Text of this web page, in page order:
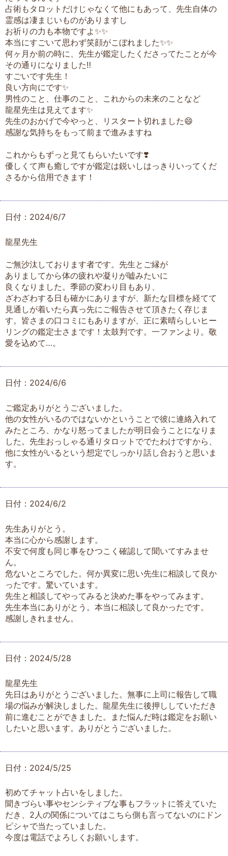
占術もタロットだけじゃなくて他にもあって、先生自体の
霊感は凄まじいものがありますし
お祈りの力も本物ですよ✨✨
本当にすごいて思わず笑顔がこぼれました✨✨
何ヶ月か前の時に、先生が鑑定したくださってたことが今
その通りになりました‼️
すごいです先生！
良い方向にです✨
男性のこと、仕事のこと、これからの未来のことなど
龍星先生は見えてます✨
先生のおかげで今やっと、リスタート切れました😄
感謝な気持ちをもって前まで進みますね
これからもずっと見てもらいたいです❣️
優しくて声も癒しですが鑑定は鋭いしはっきりいってくだ
さるから信用できます！
日付：2024/6/7
龍星先生
ご無沙汰しております者です。先生とご縁が
ありましてから体の疲れや凝りが嘘みたいに
良くなりました。季節の変わり目もあり、
ざわざわする日も確かにありますが、新たな目標を経てて
見通しが着いたら真っ先にご報告させて頂きたく存じま
す。皆さまの口コミにもありますが、正に素晴らしいヒー
リングの鑑定士さまです！太鼓判です。一ファンより。敬
愛を込めて…。
日付：2024/6/6
ご鑑定ありがとうございました。
他の女性がいるのではないかということで彼に連絡入れて
みたところ、かなり怒ってましたが明日会うことになりま
した。先生おっしゃる通りタロットででたわけですから、
他に女性がいるという想定でしっかり話し合おうと思いま
す。
日付：2024/6/2
先生ありがとう。
本当に心から感謝します。
不安で何度も同じ事をひつこく確認して聞いてすみませ
ん。
危ないところでした。何か異変に思い先生に相談して良か
ったです。驚いています。
先生と相談してやってみると決めた事をやってみます。
先生本当にありがとう。本当に相談して良かったです。
感謝しきれません。
日付：2024/5/28
龍星先生
先日はありがとうございました。無事に上司に報告して職
場の悩みが解決しました。龍星先生に後押ししていただき
前に進むことができました。また悩んだ時は鑑定をお願い
したいと思います。ありがとうございました。
日付：2024/5/25
初めてチャット占いをしました。
聞きづらい事やセンシティブな事もフラットに答えていた
だき、2人の関係についてはこちら側も言ってないのにドン
ピシャで当たっていました。
今度は電話でよろしくお願いします。